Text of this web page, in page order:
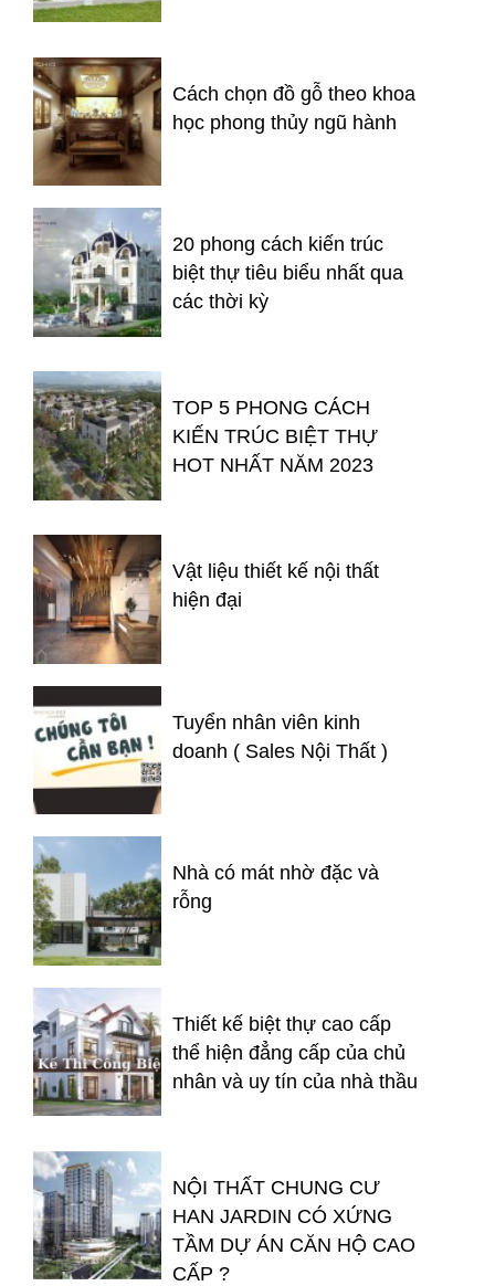
Cách chọn đồ gỗ theo khoa
học phong thủy ngũ hành
20 phong cách kiến trúc
biệt thự tiêu biểu nhất qua
các thời kỳ
TOP 5 PHONG CÁCH
KIẾN TRÚC BIỆT THỰ
HOT NHẤT NĂM 2023
Vật liệu thiết kế nội thất
hiện đại
Tuyển nhân viên kinh
doanh ( Sales Nội Thất )
Nhà có mát nhờ đặc và
rỗng
Thiết kế biệt thự cao cấp
thể hiện đẳng cấp của chủ
nhân và uy tín của nhà thầu
NỘI THẤT CHUNG CƯ
HAN JARDIN CÓ XỨNG
TẦM DỰ ÁN CĂN HỘ CAO
CẤP ?